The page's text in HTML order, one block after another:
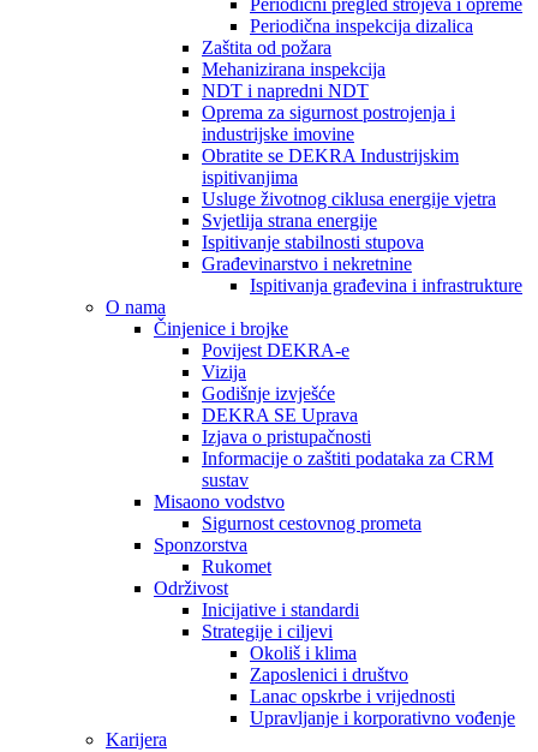
Periodični pregled strojeva i opreme
Periodična inspekcija dizalica
Zaštita od požara
Mehanizirana inspekcija
NDT i napredni NDT
Oprema za sigurnost postrojenja i
industrijske imovine
Obratite se DEKRA Industrijskim
ispitivanjima
Usluge životnog ciklusa energije vjetra
Svjetlija strana energije
Ispitivanje stabilnosti stupova
Građevinarstvo i nekretnine
Ispitivanja građevina i infrastrukture
O nama
Činjenice i brojke
Povijest DEKRA-e
Vizija
Godišnje izvješće
DEKRA SE Uprava
Izjava o pristupačnosti
Informacije o zaštiti podataka za CRM
sustav
Misaono vodstvo
Sigurnost cestovnog prometa
Sponzorstva
Rukomet
Održivost
Inicijative i standardi
Strategije i ciljevi
Okoliš i klima
Zaposlenici i društvo
Lanac opskrbe i vrijednosti
Upravljanje i korporativno vođenje
Karijera